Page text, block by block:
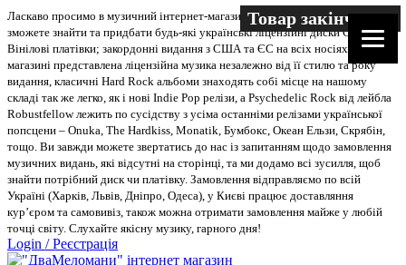
Ласкаво просимо в музичний інтернет-магазин “Два меломани”. У нас Ви
зможете знайти та придбати будь-які українські ліцензійні диски CD, DVD,
Вінілові платівки; закордонні видання з США та ЄС на всіх носіях. В
магазині представлена ліцензійна музика незалежно від її стилю та року
видання, класичні Hard Rock альбоми знаходять собі місце на нашому
складі так же легко, як і нові Indie Pop релізи, а Psychedelic Rock від лейбла
Robustfellow лежить по сусідству з усіма останніми релізами української
попсцени – Onuka, The Hardkiss, Monatik, Бумбокс, Океан Ельзи, Скрябін,
тощо. Ви завжди можете звертатись до нас із запитанням щодо замовлення
музичних видань, які відсутні на сторінці, та ми додамо всі зусилля, щоб
знайти потрібний диск чи платівку. Замовлення відправляємо по всій
Україні (Харків, Львів, Дніпро, Одеса), у Києві працює доставляння
кур’єром та самовивіз, також можна отримати замовлення майже у любій
точці світу. Слухайте якісну музику, гарного дня!
Login /Реєстрація
Товар закінчився